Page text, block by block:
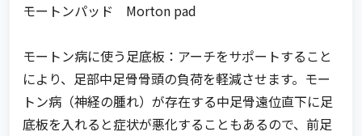
モートンパッド Morton pad
モートン病に使う足底板：アーチをサポートすること
により、足部中足骨骨頭の負荷を軽減させます。モー
トン病（神経の腫れ）が存在する中足骨遠位直下に足
底板を入れると症状が悪化することもあるので、前足